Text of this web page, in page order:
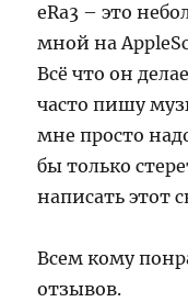
eRa3 – это
мной на
Всё что он
часто пишу
мне просто
бы только
написать этот
Всем кому
отзывов.